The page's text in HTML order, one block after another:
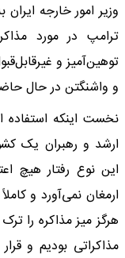
وزیر امور خارجه
ترامپ در مورد
توهین‌آمیز و
و واشنگتن در حال
نخست اینکه استفاده
ارشد و رهبران یک
این نوع رفتار هیچ
ارمغان نمی‌آورد و
هرگز میز مذاکره را
مذاکراتی بودیم و